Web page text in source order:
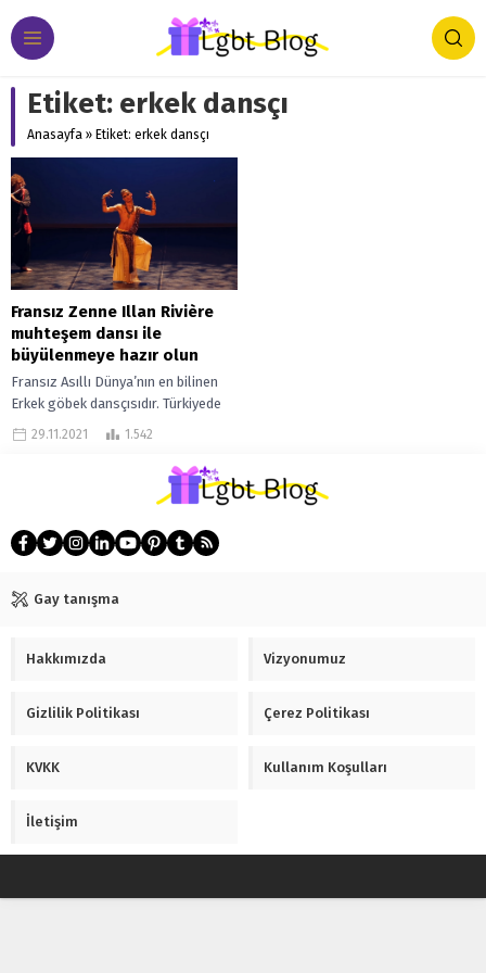
Etiket: erkek dansçı
Anasayfa » Etiket: erkek dansçı
Fransız Zenne Illan Rivière
muhteşem dansı ile
büyülenmeye hazır olun
Fransız Asıllı Dünya’nın en bilinen
Erkek göbek dansçısıdır. Türkiyede
zenne olarak bilinen erkek
29.11.2021 1.542
Gay tanışma
Hakkımızda Vizyonumuz
Gizlilik Politikası Çerez Politikası
KVKK Kullanım Koşulları
İletişim